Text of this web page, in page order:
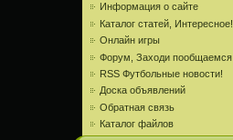
Информация о сайте
Каталог статей, Интересное!
Онлайн игры
Форум, Заходи пообщаемся
RSS Футбольные новости!
Доска объявлений
Обратная связь
Каталог файлов